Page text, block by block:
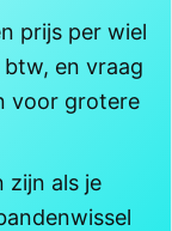
prijs per wiel
en vraag
voor grotere
zijn als je